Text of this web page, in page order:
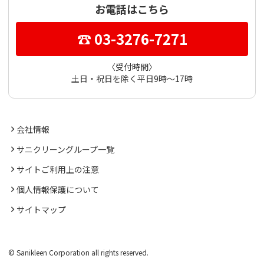
お電話はこちら
☎ 03-3276-7271
〈受付時間〉
土日・祝日を除く平日9時～17時
会社情報
サニクリーングループ一覧
サイトご利用上の注意
個人情報保護について
サイトマップ
© Sanikleen Corporation all rights reserved.